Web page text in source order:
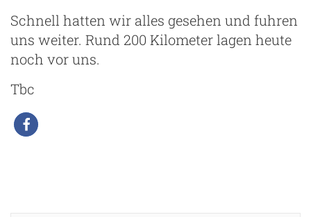
Schnell hatten wir alles gesehen und fuhren
uns weiter. Rund 200 Kilometer lagen heute
noch vor uns.
Tbc